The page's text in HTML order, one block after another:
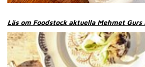
Läs om Foodstock aktuella Mehmet Gurs